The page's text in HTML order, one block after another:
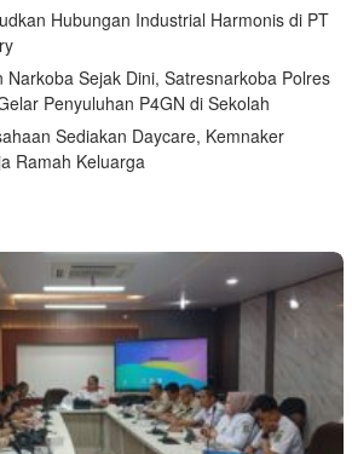
Hubungan Industrial Harmonis di PT
Sejak Dini, Satresnarkoba Polres
Penyuluhan P4GN di Sekolah
Sediakan Daycare, Kemnaker
Ramah Keluarga